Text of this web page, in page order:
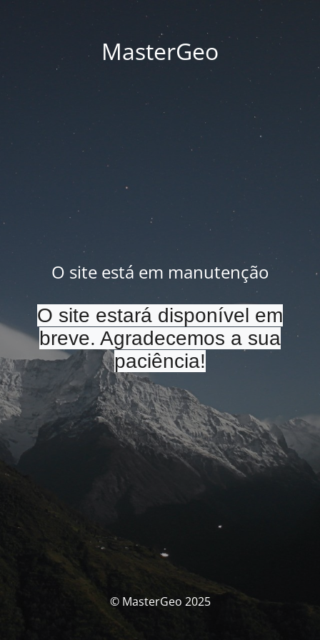
MasterGeo
O site está em manutenção
O site estará disponível em
breve. Agradecemos a sua
paciência!
© MasterGeo 2025